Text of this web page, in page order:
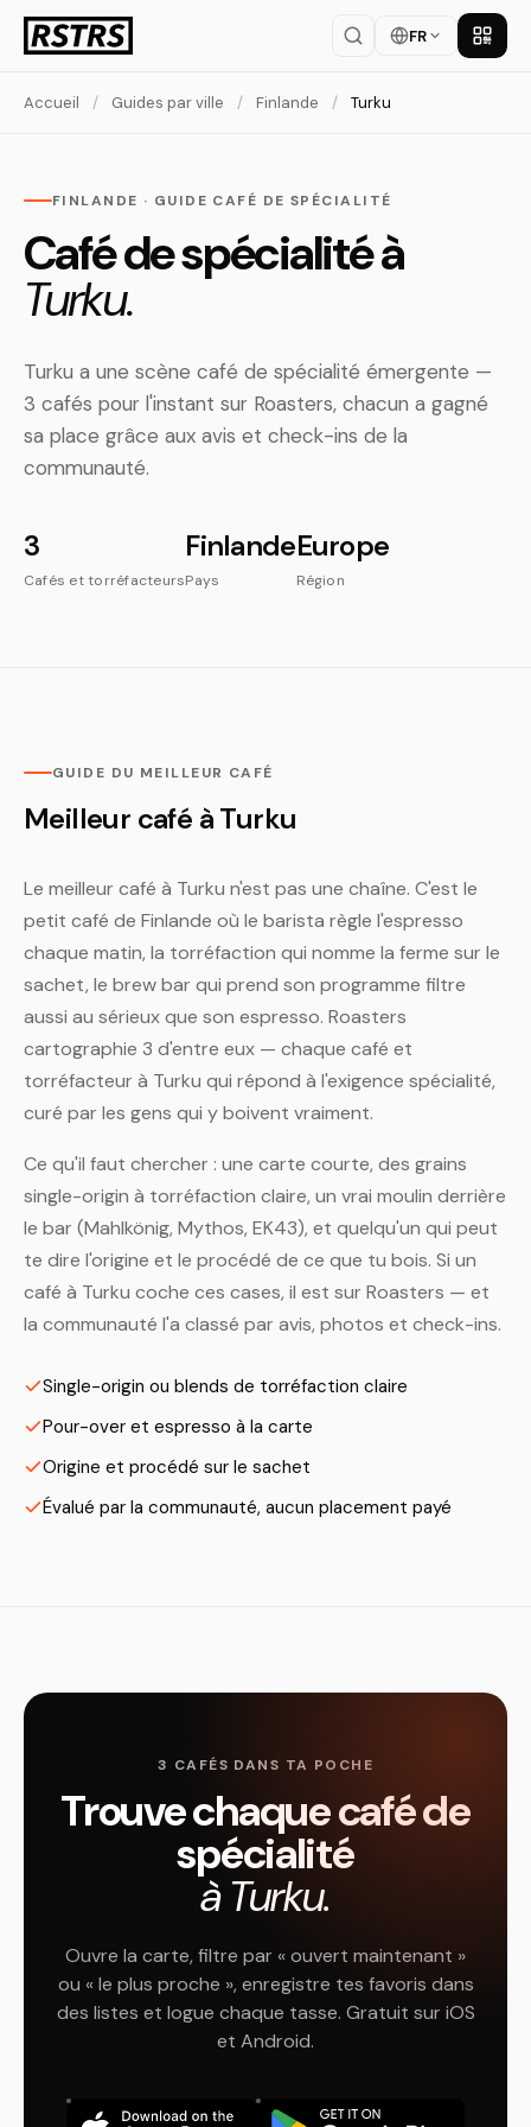
FR
Accueil / Guides par ville / Finlande / Turku
FINLANDE · GUIDE CAFÉ DE SPÉCIALITÉ
Café de spécialité à
Turku.
Turku a une scène café de spécialité émergente —
3 cafés pour l'instant sur Roasters, chacun a gagné
sa place grâce aux avis et check-ins de la
communauté.
3
Cafés et torréfacteurs
Finlande
Pays
Europe
Région
GUIDE DU MEILLEUR CAFÉ
Meilleur café à Turku
Le meilleur café à Turku n'est pas une chaîne. C'est le
petit café de Finlande où le barista règle l'espresso
chaque matin, la torréfaction qui nomme la ferme sur le
sachet, le brew bar qui prend son programme filtre
aussi au sérieux que son espresso. Roasters
cartographie 3 d'entre eux — chaque café et
torréfacteur à Turku qui répond à l'exigence spécialité,
curé par les gens qui y boivent vraiment.
Ce qu'il faut chercher : une carte courte, des grains
single-origin à torréfaction claire, un vrai moulin derrière
le bar (Mahlkönig, Mythos, EK43), et quelqu'un qui peut
te dire l'origine et le procédé de ce que tu bois. Si un
café à Turku coche ces cases, il est sur Roasters — et
la communauté l'a classé par avis, photos et check-ins.
Single-origin ou blends de torréfaction claire
Pour-over et espresso à la carte
Origine et procédé sur le sachet
Évalué par la communauté, aucun placement payé
3 CAFÉS DANS TA POCHE
Trouve chaque café de
spécialité
à Turku.
Ouvre la carte, filtre par « ouvert maintenant »
ou « le plus proche », enregistre tes favoris dans
des listes et logue chaque tasse. Gratuit sur iOS
et Android.